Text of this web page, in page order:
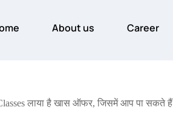
About us Career
लाया है खास ऑफर, जिसमें आप पा सकते हैं